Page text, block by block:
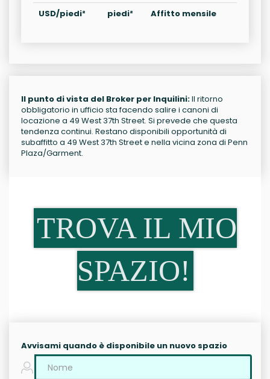
USD/piedi² piedi² Affitto mensile
Il punto di vista del Broker per Inquilini:Il ritorno
obbligatorio in ufficio sta facendo salire i canoni di
locazione a 49 West 37th Street. Si prevede che questa
tendenza continui. Restano disponibili opportunità di
subaffitto a 49 West 37th Street e nella vicina zona di Penn
Plaza/Garment.
TROVA IL MIO
SPAZIO!
Avvisami quando è disponibile un nuovo spazio